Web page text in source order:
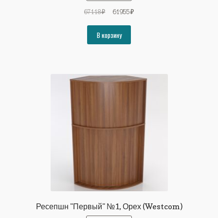
67118₽
Первоначальная
составляла
67118₽.
61955₽Текущая
В корзину
Ресепшн "Первый" №1, Орех (Westcom)